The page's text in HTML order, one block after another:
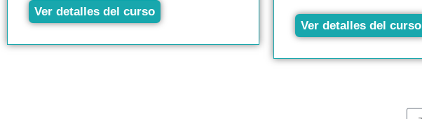
Ver detalles del curso
Ver detalles del curso